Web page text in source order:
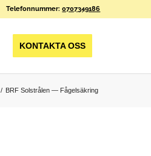
Telefonnummer:0707349186
KONTAKTA OSS
/ BRF Solstrålen — Fågelsäkring